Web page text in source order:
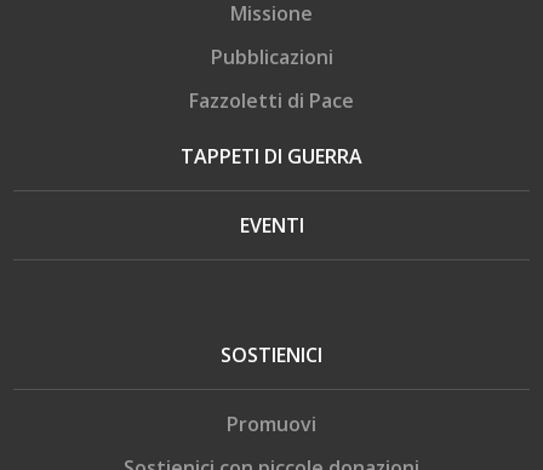
Missione
Pubblicazioni
Fazzoletti di Pace
TAPPETI DI GUERRA
EVENTI
SOSTIENICI
Promuovi